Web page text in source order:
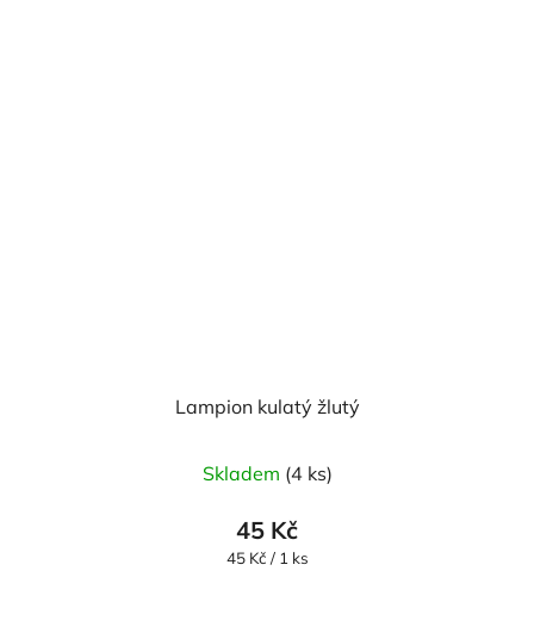
Lampion kulatý žlutý
Skladem (4 ks)
45 Kč
Měrná
45 Kč / 1 ks